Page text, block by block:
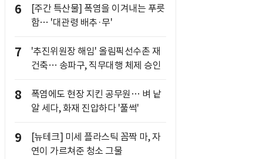
6
[주간 특산물] 폭염을 이겨내는 푸릇
함… '대관령 배추·무'
7
'추진위원장 해임' 올림픽선수촌 재
건축… 송파구, 직무대행 체제 승인
8
폭염에도 현장 지킨 공무원… 벼 낱
알 세다, 화재 진압하다 '풀썩'
9
[뉴테크] 미세 플라스틱 꼼짝 마, 자
연이 가르쳐준 청소 그물